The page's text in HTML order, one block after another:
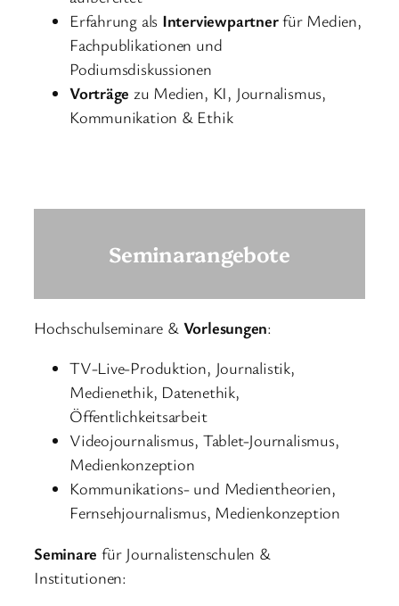
Erfahrung als Interviewpartnerfür Medien,
Fachpublikationen und
Podiumsdiskussionen
Vorträge zu Medien, KI, Journalismus,
Kommunikation & Ethik
Seminarangebote
Hochschulseminare & Vorlesungen:
TV-Live-Produktion, Journalistik,
Medienethik, Datenethik,
Öffentlichkeitsarbeit
Videojournalismus, Tablet-Journalismus,
Medienkonzeption
Kommunikations- und Medientheorien,
Fernsehjournalismus, Medienkonzeption
Seminare für Journalistenschulen &
Institutionen: